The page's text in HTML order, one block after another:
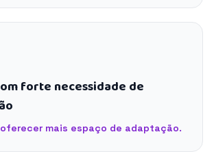
forte necessidade de
mais espaço de adaptação.